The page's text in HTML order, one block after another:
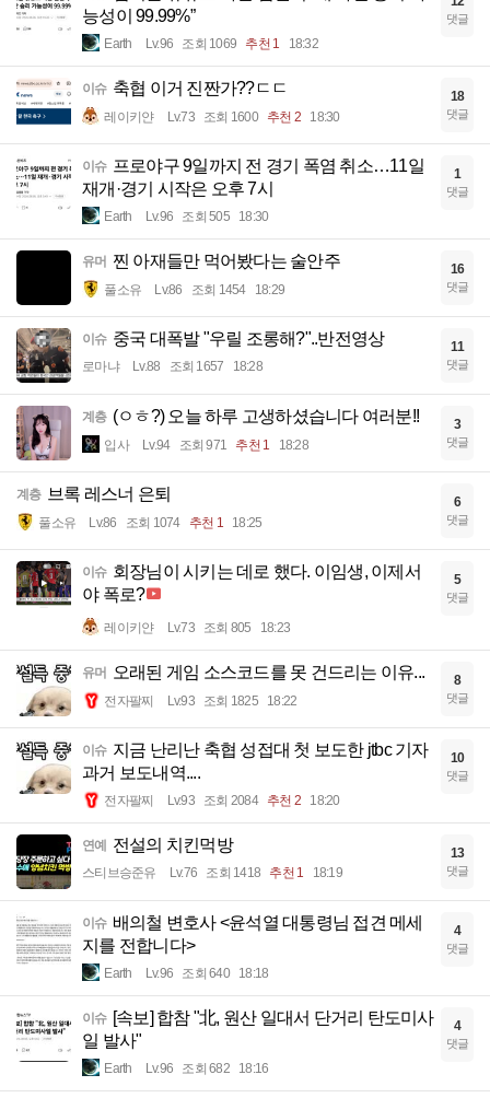
능성이 99.99%”
Earth Lv.96 조회 1069 추천 1 18:32
댓글
이슈 축협 이거 진짠가??ㄷㄷ
레이키얀 Lv.73 조회 1600 추천 2 18:30
18
댓글
이슈 프로야구 9일까지 전 경기 폭염 취소…11일
재개·경기 시작은 오후 7시
Earth Lv.96 조회 505 18:30
1
댓글
유머 찐 아재들만 먹어봤다는 술안주
풀소유 Lv.86 조회 1454 18:29
16
댓글
이슈 중국 대폭발 "우릴 조롱해?"..반전영상
로마냐 Lv.88 조회 1657 18:28
11
댓글
계층 (ㅇㅎ?) 오늘 하루 고생하셨습니다 여러분!!
입사 Lv.94 조회 971 추천 1 18:28
3
댓글
계층 브록 레스너 은퇴
풀소유 Lv.86 조회 1074 추천 1 18:25
6
댓글
이슈 회장님이 시키는 데로 했다. 이임생, 이제서
야 폭로?
레이키얀 Lv.73 조회 805 18:23
5
댓글
유머 오래된 게임 소스코드를 못 건드리는 이유...
전자팔찌 Lv.93 조회 1825 18:22
8
댓글
이슈 지금 난리난 축협 성접대 첫 보도한 jtbc 기자
과거 보도내역....
전자팔찌 Lv.93 조회 2084 추천 2 18:20
10
댓글
연예 전설의 치킨먹방
스티브승준유 Lv.76 조회 1418 추천 1 18:19
13
댓글
이슈 배의철 변호사 <윤석열 대통령님 접견 메세
지를 전합니다>
Earth Lv.96 조회 640 18:18
4
댓글
이슈 [속보] 합참 "北, 원산 일대서 단거리 탄도미사
일 발사"
Earth Lv.96 조회 682 18:16
4
댓글